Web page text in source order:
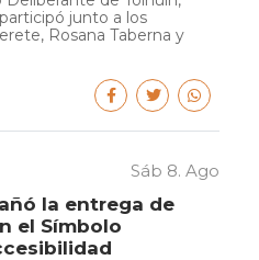
junto a los
Rosana Taberna y
Sáb 8. Ago
la entrega de
el Símbolo